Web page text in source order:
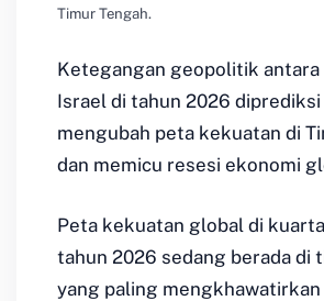
Timur Tengah.
Ketegangan geopolitik antara
Israel di tahun 2026 diprediksi
mengubah peta kekuatan di
dan memicu resesi ekonomi
Peta kekuatan global di
tahun 2026 sedang berada di
yang paling mengkhawatirkan